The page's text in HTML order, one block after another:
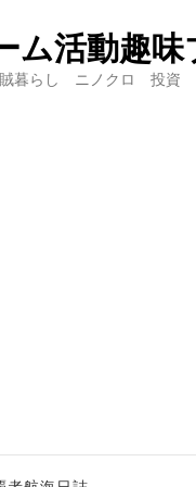
ム活動趣味
暮らし ニノクロ 投資